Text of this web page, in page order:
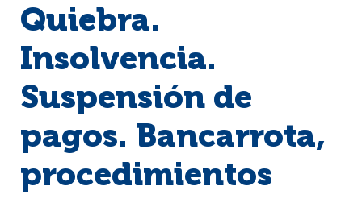
Quiebra.
Insolvencia.
Suspensión de
pagos. Bancarrota,
procedimientos